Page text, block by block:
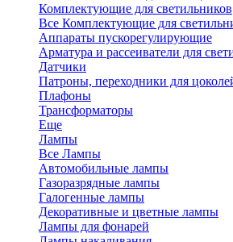
Комплектующие для светильников
Все Комплектующие для
Аппараты пускорегулирующие
Арматура и рассеиватели для
Датчики
Патроны, переходники для
Плафоны
Трансформаторы
Еще
Лампы
Все Лампы
Автомобильные лампы
Газоразрядные лампы
Галогенные лампы
Декоративные и цветные лампы
Лампы для фонарей